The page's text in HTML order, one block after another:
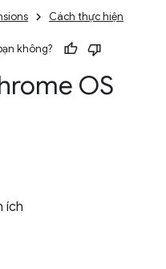
Cách thực hiện
không?
OS
ích